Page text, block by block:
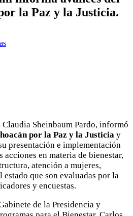
la Paz y la Justicia.
Sheinbaum Pardo, informó
por la Paz y la Justicia y
presentación e implementación
acciones en materia de bienestar,
atención a mujeres,
que son evaluadas por la
y encuestas.
de la Presidencia y